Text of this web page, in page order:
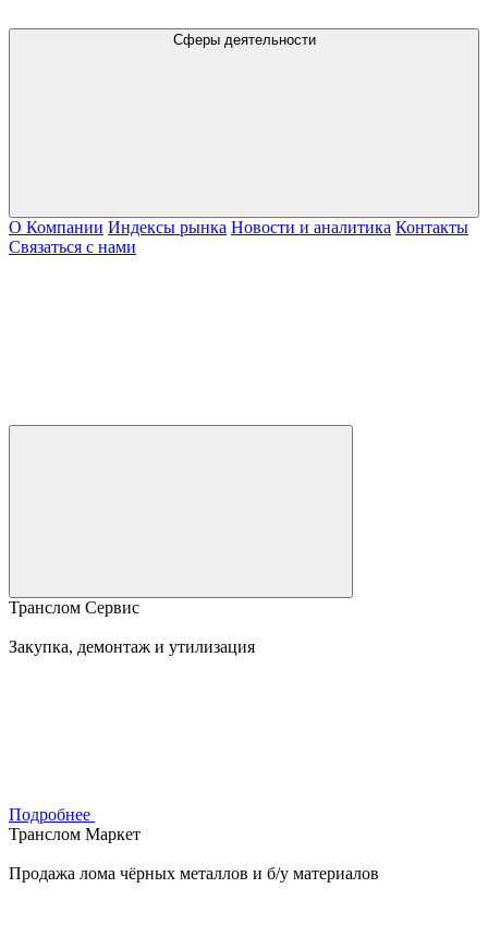
Сферы деятельности
О Компании Индексы рынка Новости и аналитика Контакты
Связаться с нами
Транслом Сервис
Закупка, демонтаж и утилизация
Подробнее
Транслом Маркет
Продажа лома чёрных металлов и б/у материалов